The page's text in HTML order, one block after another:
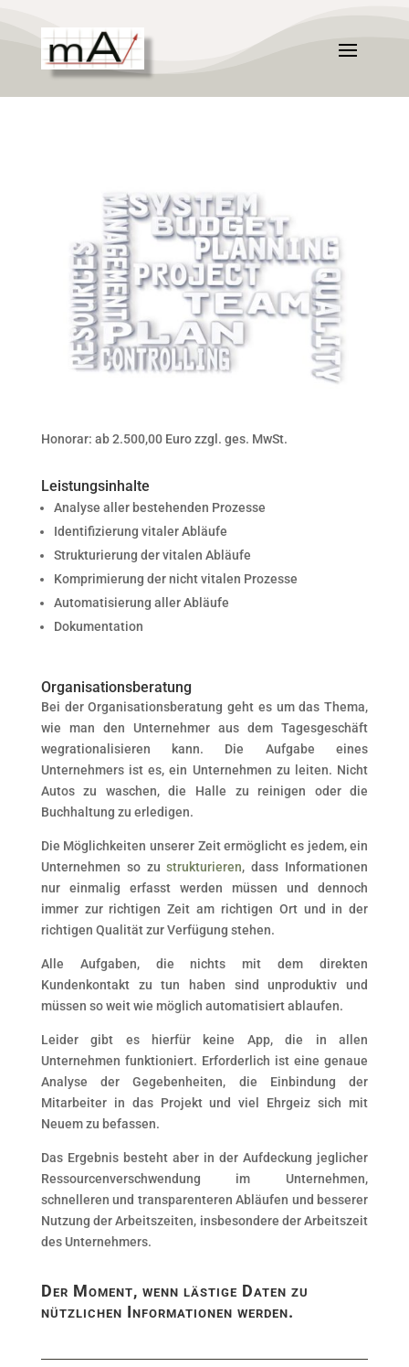
Honorar: ab 2.500,00 Euro zzgl. ges. MwSt.
Leistungsinhalte
Analyse aller bestehenden Prozesse
Identifizierung vitaler Abläufe
Strukturierung der vitalen Abläufe
Komprimierung der nicht vitalen Prozesse
Automatisierung aller Abläufe
Dokumentation
Organisationsberatung
Bei der Organisationsberatung geht es um das Thema,
wie man den Unternehmer aus dem Tagesgeschäft
wegrationalisieren kann. Die Aufgabe eines
Unternehmers ist es, ein Unternehmen zu leiten. Nicht
Autos zu waschen, die Halle zu reinigen oder die
Buchhaltung zu erledigen.
Die Möglichkeiten unserer Zeit ermöglicht es jedem, ein
Unternehmen so zustrukturieren, dass Informationen
nur einmalig erfasst werden müssen und dennoch
immer zur richtigen Zeit am richtigen Ort und in der
richtigen Qualität zur Verfügung stehen.
Alle Aufgaben, die nichts mit dem direkten
Kundenkontakt zu tun haben sind unproduktiv und
müssen so weit wie möglich automatisiert ablaufen.
Leider gibt es hierfür keine App, die in allen
Unternehmen funktioniert. Erforderlich ist eine genaue
Analyse der Gegebenheiten, die Einbindung der
Mitarbeiter in das Projekt und viel Ehrgeiz sich mit
Neuem zu befassen.
Das Ergebnis besteht aber in der Aufdeckung jeglicher
Ressourcenverschwendung im Unternehmen,
schnelleren und transparenteren Abläufen und besserer
Nutzung der Arbeitszeiten, insbesondere der Arbeitszeit
des Unternehmers.
Der Moment, wenn lästige Daten zu
nützlichen Informationen werden.